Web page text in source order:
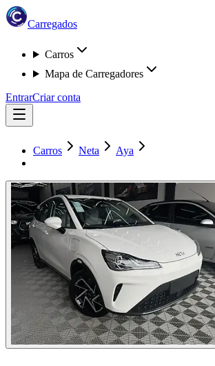
Carregados
Carros
Mapa de Carregadores
EntrarCriar conta
Carros Neta Aya